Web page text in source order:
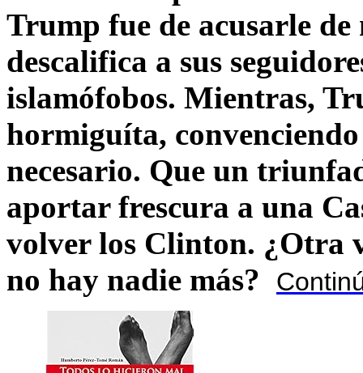
Trump fue de acusarle
descalifica a sus
islamófobos. Mientras,
hormiguíta,
necesario. Que un
aportar frescura a una
volver los Clinton. ¿Otra
no hay nadie más?